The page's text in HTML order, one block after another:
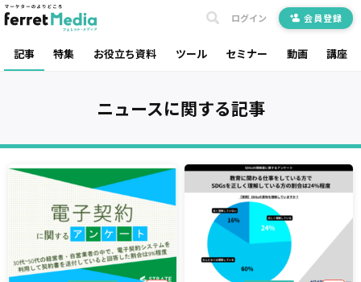
記事 特集 お役立ち資料 ツール セミナー 動画 講座
ログイン 会員登録
ニュースに関する記事